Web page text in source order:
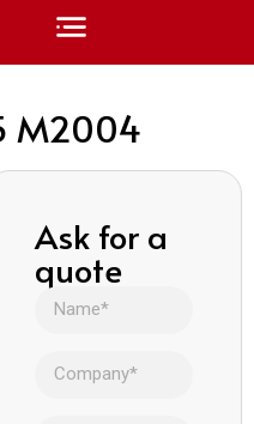
M2004
Ask for a
quote